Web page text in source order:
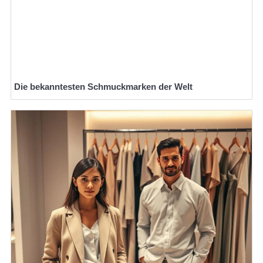
Die bekanntesten Schmuckmarken der Welt